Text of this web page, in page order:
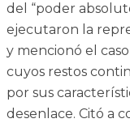
del “poder
ejecutaron la
y mencionó el
cuyos restos
por sus
desenlace. Citó a